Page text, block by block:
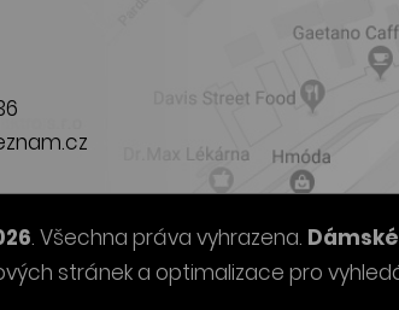
. Všechna práva vyhrazena.
stráneka optimalizace pro